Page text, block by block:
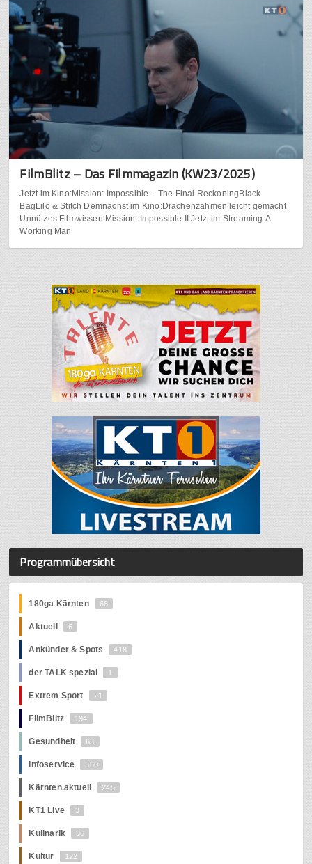
FilmBlitz – Das Filmmagazin (KW23/2025)
Jetzt im Kino:Mission: Impossible – The Final ReckoningBlack
BagLilo & Stitch Demnächst im Kino:Drachenzähmen leicht gemacht
Unnützes Filmwissen:Mission: Impossible II Jetzt im Streaming:A
Working Man
Programmübersicht
180ga Kärnten 68
Aktuell 6
Ankünder & Spots 418
der TALK spezial 1
Extrem Sport 21
FilmBlitz 194
Gesundheit 63
Infoservice 560
Kärnten.aktuell 245
KT1 Live 3
Kulinarik 36
Kultur 122